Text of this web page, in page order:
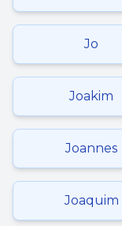
Jo
Joakim
Joannes
Joaquim